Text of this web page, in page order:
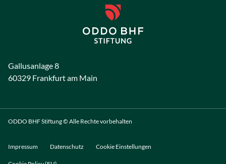
Gallusanlage 8
60329 Frankfurt am Main
ODDO BHF Stiftung © Alle Rechte vorbehalten
Impressum Datenschutz Cookie Einstellungen